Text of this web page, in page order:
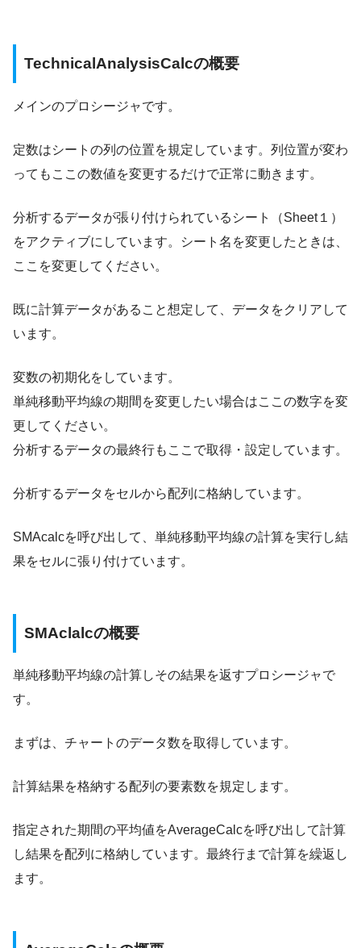
TechnicalAnalysisCalcの概要
メインのプロシージャです。
定数はシートの列の位置を規定しています。列位置が変わ
ってもここの数値を変更するだけで正常に動きます。
分析するデータが張り付けられているシート（Sheet１）
をアクティブにしています。シート名を変更したときは、
ここを変更してください。
既に計算データがあること想定して、データをクリアして
います。
変数の初期化をしています。
単純移動平均線の期間を変更したい場合はここの数字を変
更してください。
分析するデータの最終行もここで取得・設定しています。
分析するデータをセルから配列に格納しています。
SMAcalcを呼び出して、単純移動平均線の計算を実行し結
果をセルに張り付けています。
SMAclalcの概要
単純移動平均線の計算しその結果を返すプロシージャで
す。
まずは、チャートのデータ数を取得しています。
計算結果を格納する配列の要素数を規定します。
指定された期間の平均値をAverageCalcを呼び出して計算
し結果を配列に格納しています。最終行まで計算を繰返し
ます。